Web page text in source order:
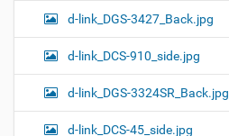
d-link_DGS-3427_Back.jpg
d-link_DCS-910_side.jpg
d-link_DGS-3324SR_Back.jpg
d-link_DCS-45_side.jpg